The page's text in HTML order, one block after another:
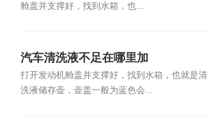
舱盖并支撑好，找到水箱，也...
汽车清洗液不足在哪里加
打开发动机舱盖并支撑好，找到水箱，也就是清
洗液储存壶，壶盖一般为蓝色会...